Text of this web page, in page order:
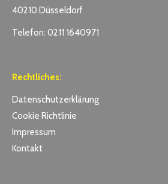
40210 Düsseldorf
Telefon: 0211 1640971
Rechtliches:
Datenschutzerklärung
Cookie Richtlinie
Impressum
Kontakt